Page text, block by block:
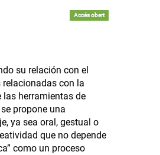
Accés obert
su relación con el
con la
herramientas de
propone una
ya sea oral, gestual o
que no depende
como un proceso